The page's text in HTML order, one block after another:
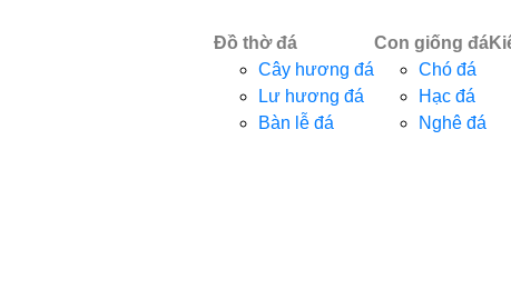
Đồ thờ đá
Cây hương đá
Lư hương đá
Bàn lễ đá
Con giống đá
Chó đá
Hạc đá
Nghê đá